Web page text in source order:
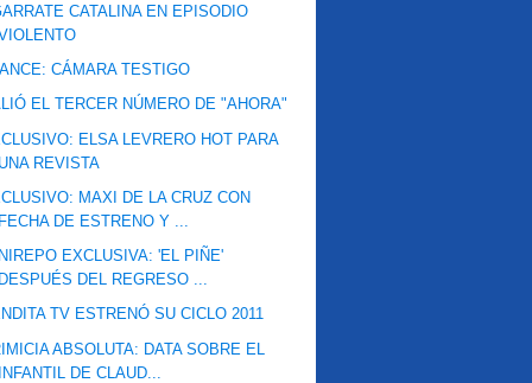
CATALINA EN EPISODIO
CÁMARA TESTIGO
EL TERCER NÚMERO DE "AHORA"
ELSA LEVRERO HOT PARA
REVISTA
MAXI DE LA CRUZ CON
DE ESTRENO Y ...
EXCLUSIVA: 'EL PIÑE'
DEL REGRESO ...
TV ESTRENÓ SU CICLO 2011
ABSOLUTA: DATA SOBRE EL
DE CLAUD...